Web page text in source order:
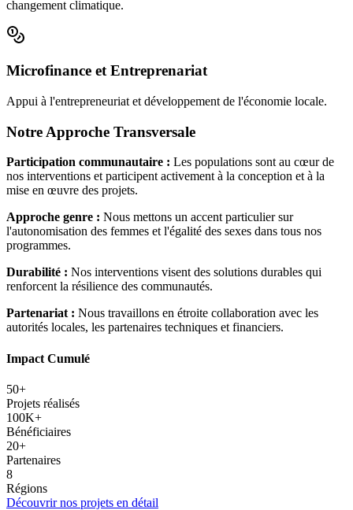
changement climatique.
Microfinance et Entreprenariat
Appui à l'entrepreneuriat et développement de l'économie locale.
Notre Approche Transversale
Participation communautaire : Les populations sont au cœur de
nos interventions et participent activement à la conception et à la
mise en œuvre des projets.
Approche genre : Nous mettons un accent particulier sur
l'autonomisation des femmes et l'égalité des sexes dans tous nos
programmes.
Durabilité : Nos interventions visent des solutions durables qui
renforcent la résilience des communautés.
Partenariat : Nous travaillons en étroite collaboration avec les
autorités locales, les partenaires techniques et financiers.
Impact Cumulé
50+
Projets réalisés
100K+
Bénéficiaires
20+
Partenaires
8
Régions
Découvrir nos projets en détail